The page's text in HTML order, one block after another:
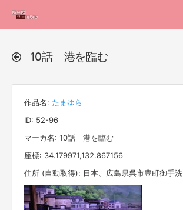
10話 港を臨む
作品名: たまゆら
ID: 52-96
マーカ名: 10話 港を臨む
座標: 34.179971,132.867156
住所 (自動取得): 日本、広島県呉市豊町御手洗